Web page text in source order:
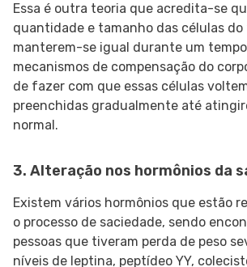
Essa é outra teoria que acredita-se
quantidade e tamanho das células
manterem-se igual durante um
mecanismos de compensação do
de fazer com que essas células
preenchidas gradualmente até
normal.
3. Alteração nos hormônios da
Existem vários hormônios que estão
o processo de saciedade, sendo
pessoas que tiveram perda de peso
níveis de leptina, peptídeo YY,